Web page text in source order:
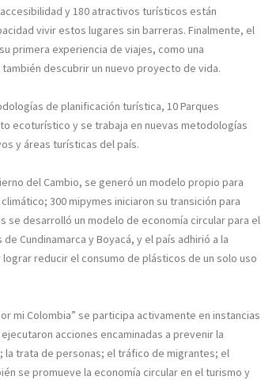
y 180 atractivos turísticos están
vivir estos lugares sin barreras. Finalmente, el
primera experiencia de viajes, como una
descubrir un nuevo proyecto de vida.
de planificación turística, 10 Parques
ecoturístico y se trabaja en nuevas metodologías
y áreas turísticas del país.
del Cambio, se generó un modelo propio para
300 mipymes iniciaron su transición para
desarrolló un modelo de economía circular para el
Cundinamarca y Boyacá, y el país adhirió a la
lograr reducir el consumo de plásticos de un solo uso
mi Colombia” se participa activamente en instancias
acciones encaminadas a prevenir la
la trata de personas; el tráfico de migrantes; el
se promueve la economía circular en el turismo y